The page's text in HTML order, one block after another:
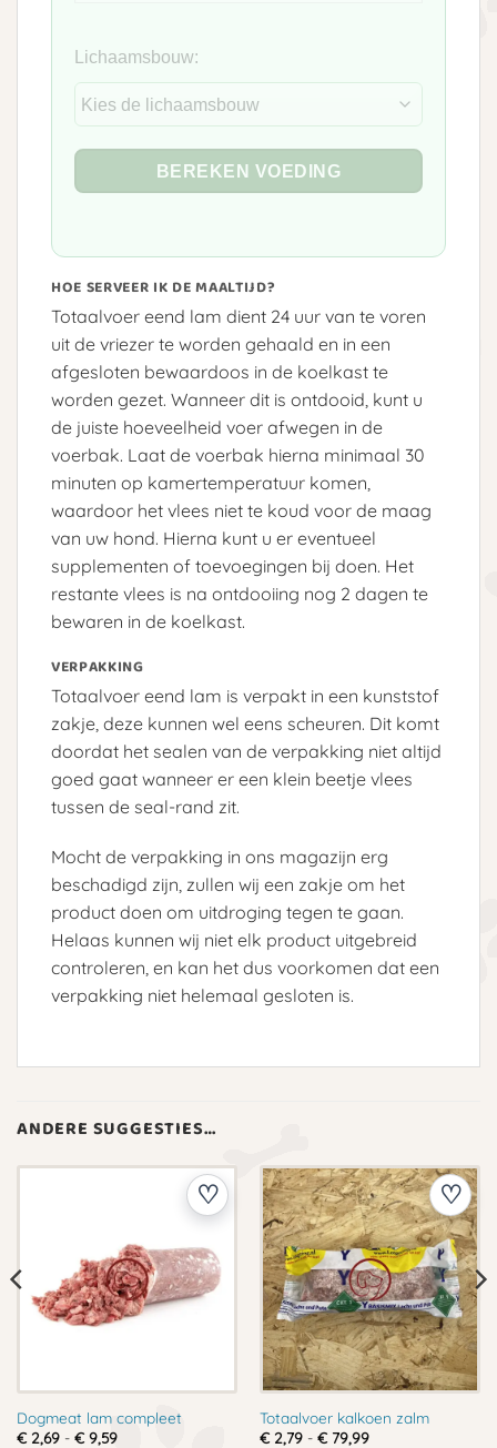
Lichaamsbouw:
BEREKEN VOEDING
HOE SERVEER IK DE MAALTIJD?
Totaalvoer eend lam dient 24 uur van te voren
uit de vriezer te worden gehaald en in een
afgesloten bewaardoos in de koelkast te
worden gezet. Wanneer dit is ontdooid, kunt u
de juiste hoeveelheid voer afwegen in de
voerbak. Laat de voerbak hierna minimaal 30
minuten op kamertemperatuur komen,
waardoor het vlees niet te koud voor de maag
van uw hond. Hierna kunt u er eventueel
supplementen of toevoegingen bij doen. Het
restante vlees is na ontdooiing nog 2 dagen te
bewaren in de koelkast.
VERPAKKING
Totaalvoer eend lam is verpakt in een kunststof
zakje, deze kunnen wel eens scheuren. Dit komt
doordat het sealen van de verpakking niet altijd
goed gaat wanneer er een klein beetje vlees
tussen de seal-rand zit.
Mocht de verpakking in ons magazijn erg
beschadigd zijn, zullen wij een zakje om het
product doen om uitdroging tegen te gaan.
Helaas kunnen wij niet elk product uitgebreid
controleren, en kan het dus voorkomen dat een
verpakking niet helemaal gesloten is.
ANDERE SUGGESTIES…
Dogmeat lam compleet
€2,69 - €9,59Prijsklasse:
Totaalvoer kalkoen zalm
€2,79 - €79,99Prijsklasse: